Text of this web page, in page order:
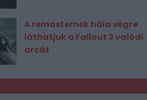
A remasternek hála végre
láthatjuk a Fallout 3 valódi
arcát